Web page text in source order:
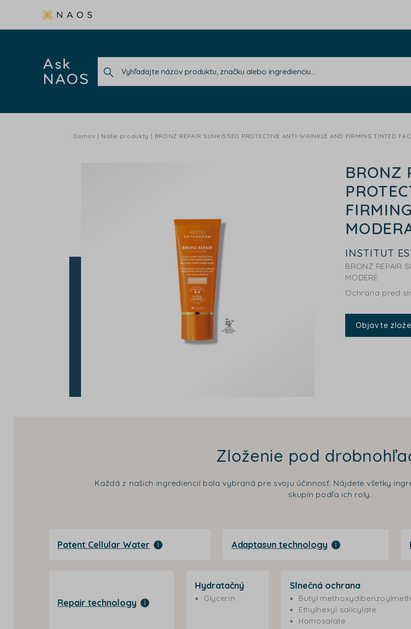
Ask
NAOS
Domov Naše produkty BRONZ REPAIR SUNKISSED PROTECTIVE ANTI-WRINKLE AND FIRMING TINTED
BRONZ
INSTITUT
BRONZ REPAIR
MODERE
Ochrana pred
Objavte
Zloženie pod
Každá z našich ingrediencií bola vybraná pre svoju účinnosť. Nájdete všetky
skupín podľa ich roly.
Patent Cellular Water Adaptasun technology
Repair technology
Hydratačný
Glycerin
Slnečná ochrana
Butyl
Ethylhexyl salicylate
Homosalate